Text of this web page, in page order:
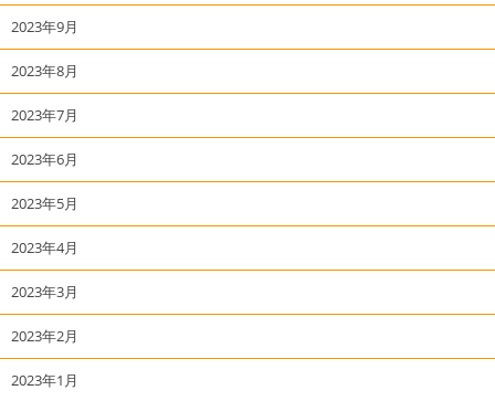
2023年9月
2023年8月
2023年7月
2023年6月
2023年5月
2023年4月
2023年3月
2023年2月
2023年1月